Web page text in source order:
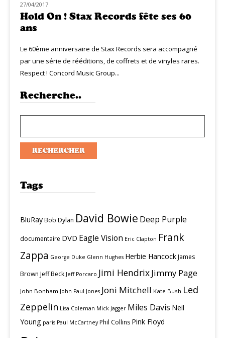
CLASSIQ SOUL-FUNK
27/04/2017
Hold On ! Stax Records fête ses 60
ans
Le 60ème anniversaire de Stax Records sera accompagné
par une série de rééditions, de coffrets et de vinyles rares.
Respect ! Concord Music Group...
Recherche..
Tags
BluRayBob Dylan David Bowie Deep Purple
documentaire DVD Eagle Vision Eric Clapton Frank
Zappa George Duke Glenn Hughes Herbie HancockJames
Brown Jeff Beck Jeff Porcaro Jimi HendrixJimmy Page
John Bonham John Paul Jones Joni Mitchell Kate Bush Led
Zeppelin Lisa Coleman Mick Jagger Miles Davis Neil
Young paris Paul McCartney Phil Collins Pink Floyd